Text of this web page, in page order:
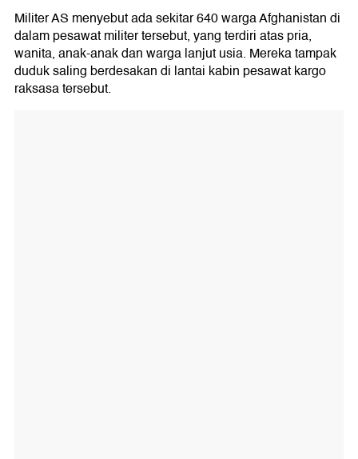
Militer AS menyebut ada sekitar 640 warga Afghanistan di
dalam pesawat militer tersebut, yang terdiri atas pria,
wanita, anak-anak dan warga lanjut usia. Mereka tampak
duduk saling berdesakan di lantai kabin pesawat kargo
raksasa tersebut.